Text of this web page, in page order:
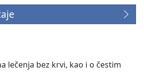
lečenja bez krvi, kao i o čestim